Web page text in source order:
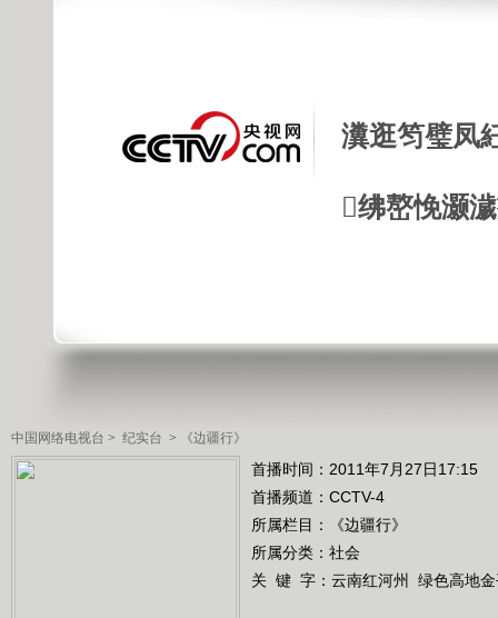
瀵逛笉璧凤
绋嶅悗灏
中国网络电视台 > 纪实台 > 《边疆行》
首播时间：2011年7月27日17:15
首播频道： CCTV-4
所属栏目：
《边疆行》
所属分类：社会
关 键 字： 云南红河州 绿色高地